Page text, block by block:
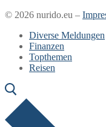
© 2026 nurido.eu –
Diverse Meldungen
Finanzen
Topthemen
Reisen